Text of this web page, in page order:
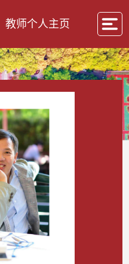
教师个人主页